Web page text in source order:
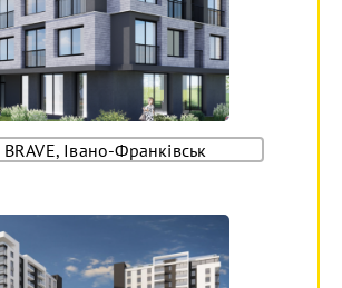
Івано-Франківськ